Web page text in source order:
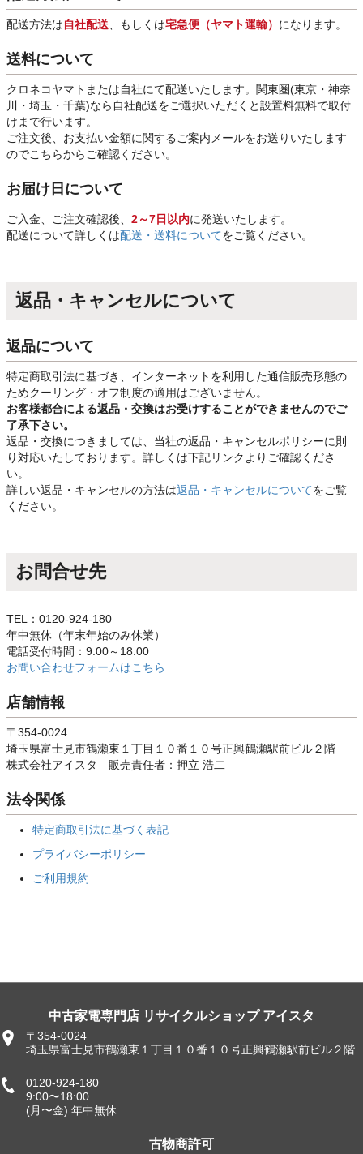
配送方法は自社配送 、もしくは宅急便（ヤマト運輸） になります。
送料について
クロネコヤマトまたは自社にて配送いたします。関東圏(東京・神奈
川・埼玉・千葉)なら自社配送をご選択いただくと設置料無料で取付
けまで行います。
ご注文後、お支払い金額に関するご案内メールをお送りいたします
のでこちらからご確認ください。
お届け日について
ご入金、ご注文確認後、 2～7日以内に発送いたします。
配送について詳しくは配送・送料についてをご覧ください。
返品・キャンセルについて
返品について
特定商取引法に基づき、インターネットを利用した通信販売形態の
ためクーリング・オフ制度の適用はございません。
お客様都合による返品・交換はお受けすることができませんのでご
了承下さい。
返品・交換につきましては、当社の返品・キャンセルポリシーに則
り対応いたしております。詳しくは下記リンクよりご確認くださ
い。
詳しい返品・キャンセルの方法は返品・キャンセルについてをご覧
ください。
お問合せ先
TEL：0120-924-180
年中無休（年末年始のみ休業）
電話受付時間：9:00～18:00
お問い合わせフォームはこちら
店舗情報
〒354-0024
埼玉県富士見市鶴瀬東１丁目１０番１０号正興鶴瀬駅前ビル２階
株式会社アイスタ 販売責任者：押立 浩二
法令関係
特定商取引法に基づく表記
プライバシーポリシー
ご利用規約
中古家電専門店 リサイクルショップ アイスタ
〒354-0024
埼玉県富士見市鶴瀬東１丁目１０番１０号正興鶴瀬駅前ビル２階
0120-924-180
9:00〜18:00
(月〜金) 年中無休
古物商許可